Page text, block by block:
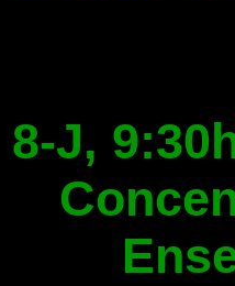
8-J,